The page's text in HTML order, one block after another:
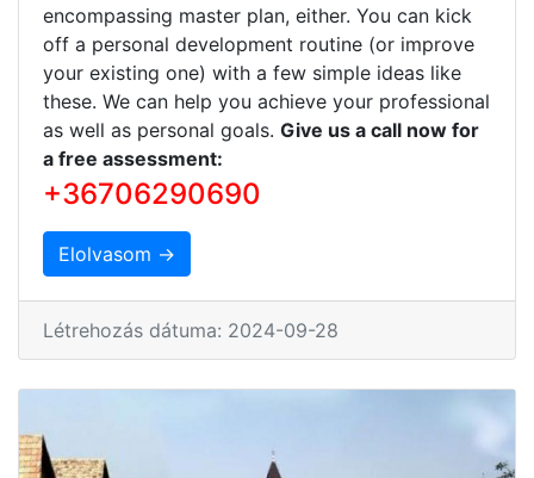
encompassing master plan, either. You can kick
off a personal development routine (or improve
your existing one) with a few simple ideas like
these. We can help you achieve your professional
as well as personal goals. Give us a call now for
a free assessment:
+36706290690
Elolvasom →
Létrehozás dátuma: 2024-09-28